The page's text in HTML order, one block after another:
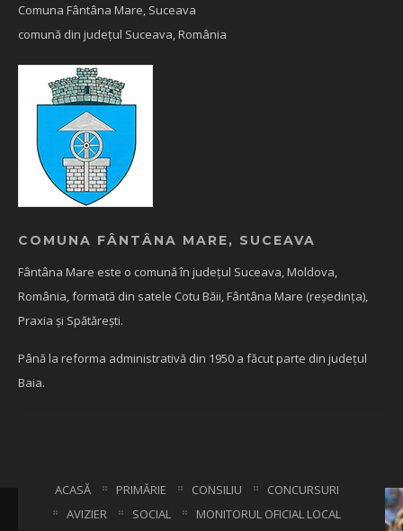
Comuna Fântâna Mare, Suceava
comună din județul Suceava, România
COMUNA FÂNTÂNA MARE, SUCEAVA
Fântâna Mare este o comună în județul Suceava, Moldova,
România, formată din satele Cotu Băii, Fântâna Mare (reședința),
Praxia și Spătărești.
Până la reforma administrativă din 1950 a făcut parte din județul
Baia.
ACASĂ PRIMĂRIE CONSILIU
CONCURSURI
AVIZIER
SOCIAL
MONITORUL OFICIAL LOCAL